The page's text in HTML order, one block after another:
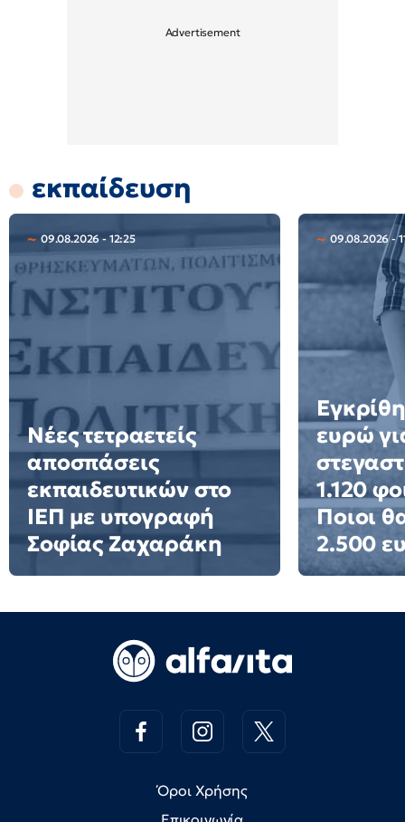
εκπαίδευση
09.08.2026 - 12:25
Νέες τετραετείς
αποσπάσεις
εκπαιδευτικών στο
ΙΕΠ με υπογραφή
Σοφίας Ζαχαράκη
09.08.2026 -
ευρώ
1.120
Ποιοι
2.500
Όροι Χρήσης